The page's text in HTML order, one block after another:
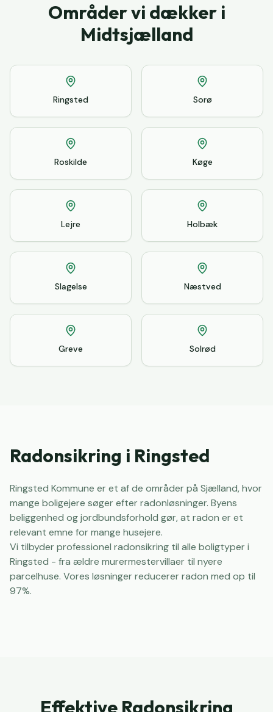
Områder vi dækker i
Midtsjælland
Ringsted Sorø
Roskilde Køge
Lejre Holbæk
Slagelse Næstved
Greve Solrød
Radonsikring i Ringsted
Ringsted Kommune er et af de områder på Sjælland, hvor
mange boligejere søger efter radonløsninger. Byens
beliggenhed og jordbundsforhold gør, at radon er et
relevant emne for mange husejere.
Vi tilbyder professionel radonsikring til alle boligtyper i
Ringsted - fra ældre murermestervillaer til nyere
parcelhuse. Vores løsninger reducerer radon med op til
97%.
Effektive Radonsikring